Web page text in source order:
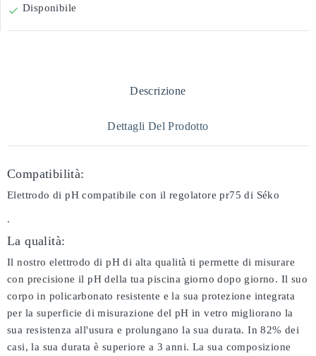
 Disponibile
Descrizione
Dettagli Del Prodotto
Compatibilità:
Elettrodo di pH compatibile con il regolatore pr75 di Séko
.
La qualità:
Il nostro elettrodo di pH di alta qualità ti permette di misurare
con precisione il pH della tua piscina giorno dopo giorno. Il suo
corpo in policarbonato resistente e la sua protezione integrata
per la superficie di misurazione del pH in vetro migliorano la
sua resistenza all'usura e prolungano la sua durata. In 82% dei
casi, la sua durata è superiore a 3 anni. La sua composizione